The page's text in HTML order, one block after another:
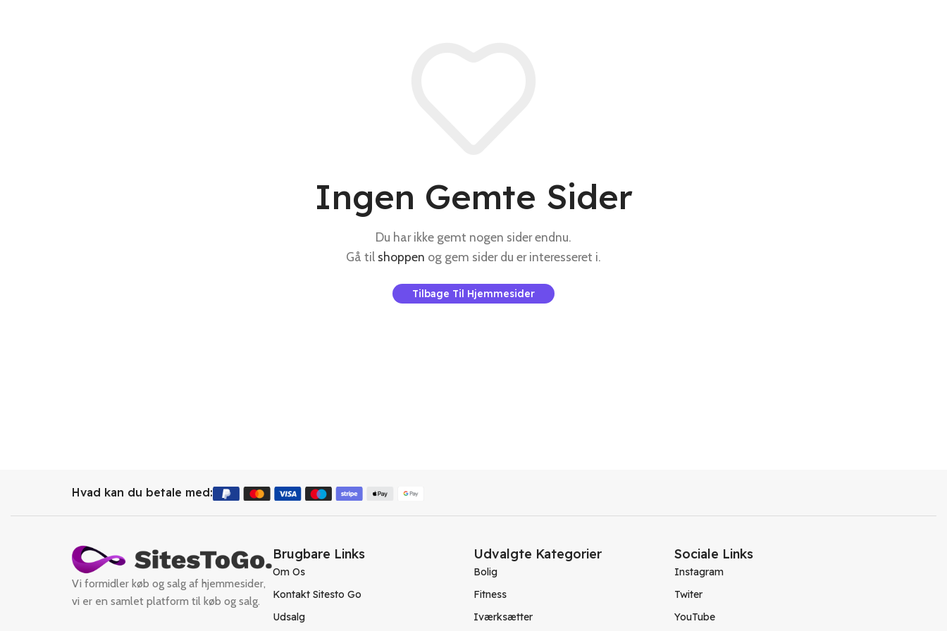
Ingen Gemte Sider
Du har ikke gemt nogen sider endnu.
Gå til shoppen og gem sider du er interesseret i.
Tilbage Til Hjemmesider
Hvad kan du betale med:
Vi formidler køb og salg af hjemmesider,
vi er en samlet platform til køb og salg.
Brugbare Links
Om Os
Kontakt Sitesto Go
Udsalg
Udvalgte Kategorier
Bolig
Fitness
Iværksætter
Sociale Links
Instagram
Twiter
YouTube